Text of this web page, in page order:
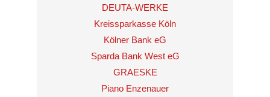
DEUTA-WERKE
Kreissparkasse Köln
Kölner Bank eG
Sparda Bank West eG
GRAESKE
Piano Enzenauer